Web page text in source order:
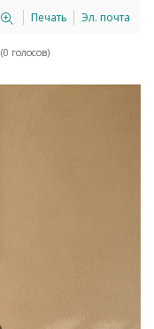
Печать Эл. почта
(0 голосов)